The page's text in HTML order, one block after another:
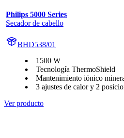
Philips 5000 Series
Secador de cabello
BHD538/01
1500 W
Tecnología ThermoShield
Mantenimiento iónico
3 ajustes de calor y 2
Ver producto